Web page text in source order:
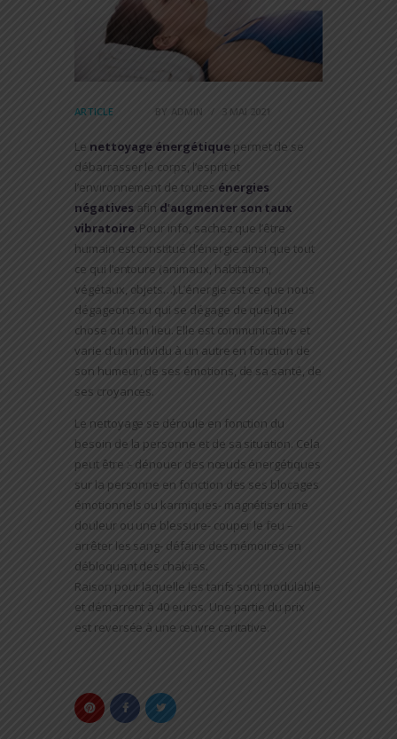
ARTICLE BY ADMIN 3 MAI 2021
Le nettoyage énergétiquepermet de se
débarrasser le corps, l’esprit et
l’environnement de toutes énergies
négatives afin d’augmenter son taux
vibratoire. Pour info, sachez que l’être
humain est constitué d’énergie ainsi que tout
ce qui l’entoure (animaux, habitation,
végétaux, objets…).L’énergie est ce que nous
dégageons ou qui se dégage de quelque
chose ou d’un lieu. Elle est communicative et
varie d’un individu à un autre en fonction de
son humeur, de ses émotions, de sa santé, de
ses croyances.
Le nettoyage se déroule en fonction du
besoin de la personne et de sa situation. Cela
peut être :- dénouer des nœuds énergétiques
sur la personne en fonction des ses blocages
émotionnels ou karmiques- magnétiser une
douleur ou une blessure- couper le feu –
arrêter les sang- défaire des mémoires en
débloquant des chakras.
Raison pour laquelle les tarifs sont modulable
et démarrent à 40 euros. Une partie du prix
est reversée à une œuvre caritative.